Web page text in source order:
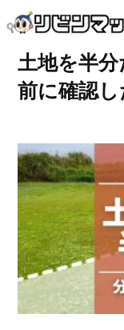
土地を半
前に確認